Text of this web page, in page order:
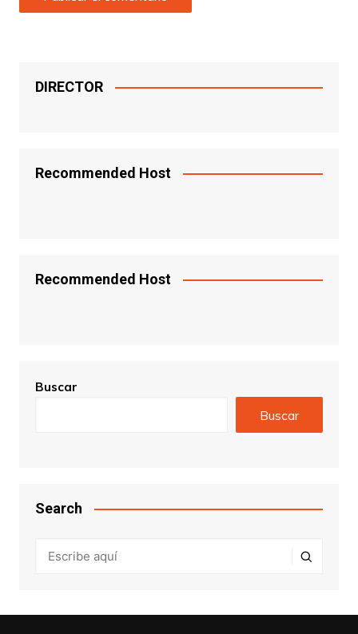
DIRECTOR
Recommended Host
Recommended Host
Buscar
Buscar
Search